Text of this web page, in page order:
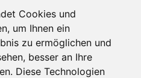
Cookies und
um Ihnen ein
zu ermöglichen und
besser an Ihre
Diese Technologien